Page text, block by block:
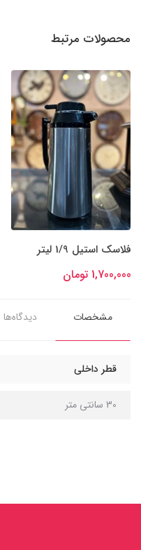
محصولات مرتبط
فلاسک استیل 1/9 لیتر
1,700,000 تومان
مشخصات دیدگاه‌ها
قطر داخلی
30 سانتی متر